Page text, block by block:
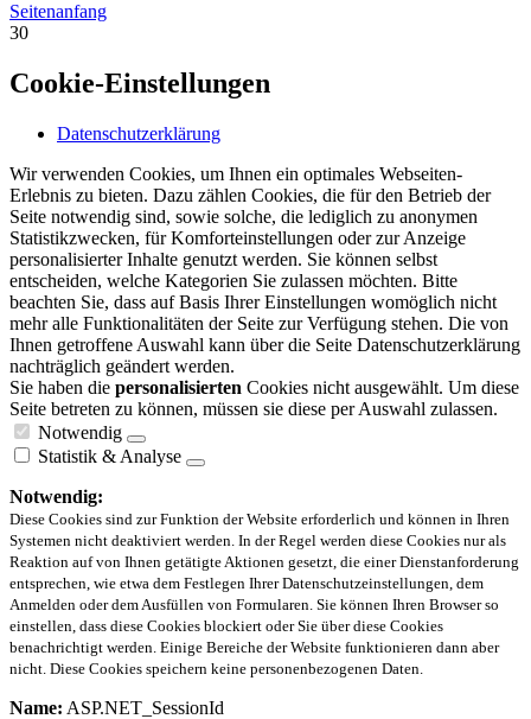
Seitenanfang
30
Cookie-Einstellungen
Datenschutzerklärung
Wir verwenden Cookies, um Ihnen ein optimales Webseiten-
Erlebnis zu bieten. Dazu zählen Cookies, die für den Betrieb der
Seite notwendig sind, sowie solche, die lediglich zu anonymen
Statistikzwecken, für Komforteinstellungen oder zur Anzeige
personalisierter Inhalte genutzt werden. Sie können selbst
entscheiden, welche Kategorien Sie zulassen möchten. Bitte
beachten Sie, dass auf Basis Ihrer Einstellungen womöglich nicht
mehr alle Funktionalitäten der Seite zur Verfügung stehen. Die von
Ihnen getroffene Auswahl kann über die Seite Datenschutzerklärung
nachträglich geändert werden.
Sie haben die personalisierten Cookies nicht ausgewählt. Um diese
Seite betreten zu können, müssen sie diese per Auswahl zulassen.
Notwendig
Statistik & Analyse
Notwendig:
Diese Cookies sind zur Funktion der Website erforderlich und können in Ihren
Systemen nicht deaktiviert werden. In der Regel werden diese Cookies nur als
Reaktion auf von Ihnen getätigte Aktionen gesetzt, die einer Dienstanforderung
entsprechen, wie etwa dem Festlegen Ihrer Datenschutzeinstellungen, dem
Anmelden oder dem Ausfüllen von Formularen. Sie können Ihren Browser so
einstellen, dass diese Cookies blockiert oder Sie über diese Cookies
benachrichtigt werden. Einige Bereiche der Website funktionieren dann aber
nicht. Diese Cookies speichern keine personenbezogenen Daten.
Name: ASP.NET_SessionId